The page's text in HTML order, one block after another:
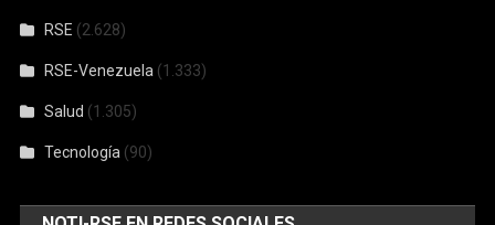
RSE (2.628)
RSE-Venezuela (1.333)
Salud (1.305)
Tecnología (90)